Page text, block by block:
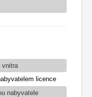
vnitra
licence
nabyvatele